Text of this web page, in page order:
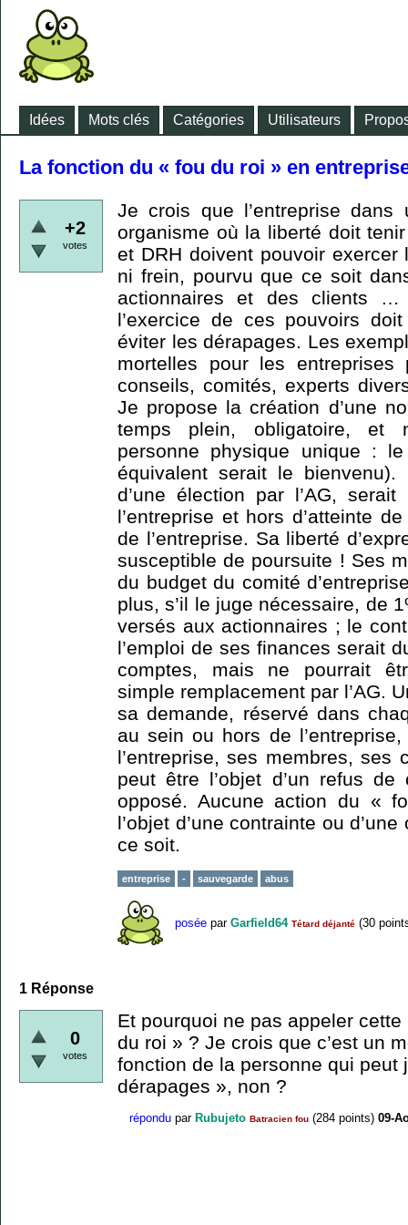
Idées Mots clés Catégories Utilisateurs
La fonction du « fou du roi » en
+2
votes
Je crois que l’entreprise
organisme où la liberté doit
et DRH doivent pouvoir exercer
ni frein, pourvu que ce soit
actionnaires et des clients …
l’exercice de ces pouvoirs
éviter les dérapages. Les
mortelles pour les
conseils, comités, experts
Je propose la création d’une
temps plein, obligatoire, et
personne physique unique :
équivalent serait le
d’une élection par l’AG,
l’entreprise et hors d’atteinte
de l’entreprise. Sa liberté
susceptible de poursuite ! Ses
du budget du comité
plus, s’il le juge nécessaire, de
versés aux actionnaires ; le
l’emploi de ses finances serait
comptes, mais ne pourrait
simple remplacement par l’AG.
sa demande, réservé dans
au sein ou hors de
l’entreprise, ses membres, ses
peut être l’objet d’un refus
opposé. Aucune action du «
l’objet d’une contrainte ou
ce soit.
entreprise - sauvegarde abus
posée par Garfield64 Tétard déjanté (30
1 Réponse
0
votes
Et pourquoi ne pas appeler
du roi » ? Je crois que c’est un
fonction de la personne qui peut
dérapages », non ?
répondu par Rubujeto Batracien fou (284 points) 09-